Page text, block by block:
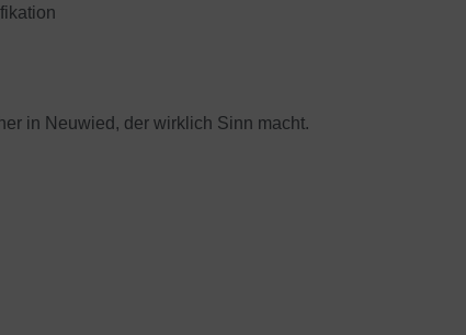
in Neuwied, der wirklich Sinn macht.